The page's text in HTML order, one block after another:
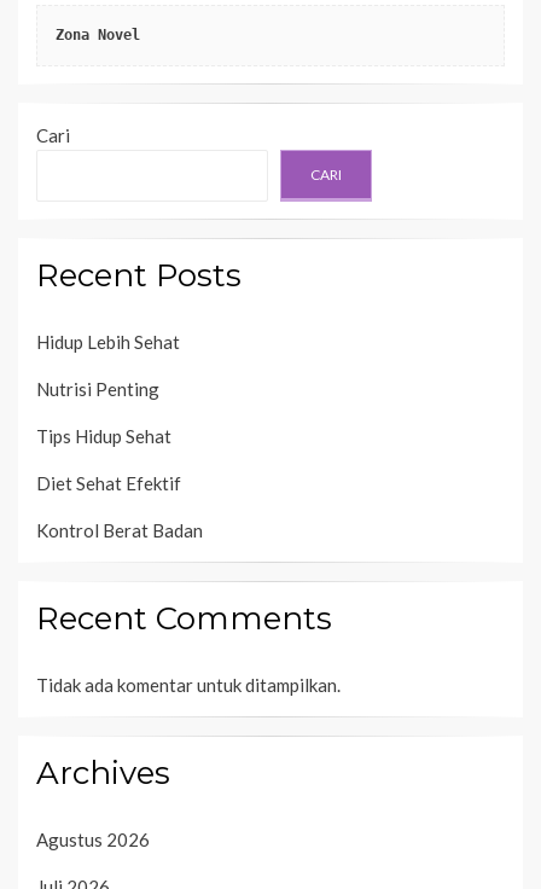
Zona Novel
Cari
CARI
Recent Posts
Hidup Lebih Sehat
Nutrisi Penting
Tips Hidup Sehat
Diet Sehat Efektif
Kontrol Berat Badan
Recent Comments
Tidak ada komentar untuk ditampilkan.
Archives
Agustus 2026